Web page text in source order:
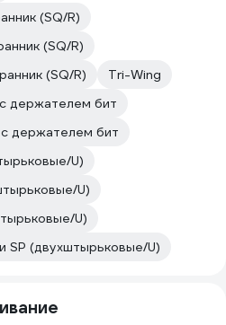
(SQ/R)
(SQ/R)
(SQ/R)
Tri-Wing
держателем бит
держателем бит
U)
U)
U)
SP (двухштырьковые/U)